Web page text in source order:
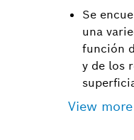
Se
una
función
y de los
View more